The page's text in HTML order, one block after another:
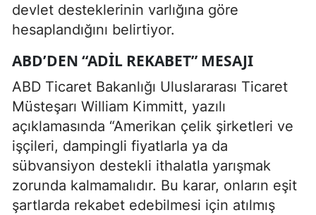
devlet desteklerinin varlığına göre
hesaplandığını belirtiyor.
ABD’DEN “ADIL REKABET” MESAJI
ABD Ticaret Bakanlığı Uluslararası Ticaret
Müsteşarı William Kimmitt, yazılı
açıklamasında “Amerikan çelik şirketleri ve
işçileri, dampingli fiyatlarla ya da
sübvansiyon destekli ithalatla yarışmak
zorunda kalmamalıdır. Bu karar, onların eşit
şartlarda rekabet edebilmesi için atılmış